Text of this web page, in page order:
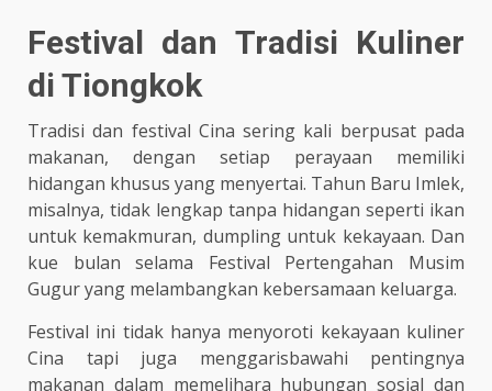
Festival dan Tradisi Kuliner
di Tiongkok
Tradisi dan festival Cina sering kali berpusat pada
makanan, dengan setiap perayaan memiliki
hidangan khusus yang menyertai. Tahun Baru Imlek,
misalnya, tidak lengkap tanpa hidangan seperti ikan
untuk kemakmuran, dumpling untuk kekayaan. Dan
kue bulan selama Festival Pertengahan Musim
Gugur yang melambangkan kebersamaan keluarga.
Festival ini tidak hanya menyoroti kekayaan kuliner
Cina tapi juga menggarisbawahi pentingnya
makanan dalam memelihara hubungan sosial dan